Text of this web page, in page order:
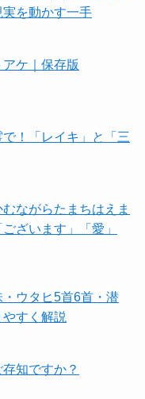
を動かす一手
ケ｜保存版
！「レイキ」と「三
むながらたまちはえま
ざいます」「愛」
ウタヒ5首6首・潜
すく解説
知ですか？